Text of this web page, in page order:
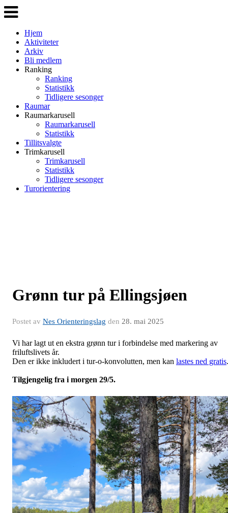
Veksle
navigasjon
Hjem
Aktiviteter
Arkiv
Bli medlem
Ranking
Ranking
Statistikk
Tidligere sesonger
Raumar
Raumarkarusell
Raumarkarusell
Statistikk
Tillitsvalgte
Trimkarusell
Trimkarusell
Statistikk
Tidligere sesonger
Turorientering
Grønn tur på Ellingsjøen
Postet av Nes Orienteringslag den 28. mai 2025
Vi har lagt ut en ekstra grønn tur i forbindelse med markering av
friluftslivets år.
Den er ikke inkludert i tur-o-konvolutten, men kan lastes ned gratis
Tilgjengelig fra i morgen 29/5.